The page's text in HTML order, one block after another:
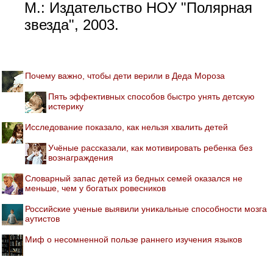
М.: Издательство НОУ "Полярная
звезда", 2003.
Почему важно, чтобы дети верили в Деда Мороза
Пять эффективных способов быстро унять детскую
истерику
Исследование показало, как нельзя хвалить детей
Учёные рассказали, как мотивировать ребенка без
вознаграждения
Словарный запас детей из бедных семей оказался не
меньше, чем у богатых ровесников
Российские ученые выявили уникальные способности мозга
аутистов
Миф о несомненной пользе раннего изучения языков